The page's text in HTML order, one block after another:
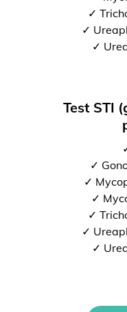
✓
✓
✓
Test STI
✓
✓
✓
✓
✓
✓